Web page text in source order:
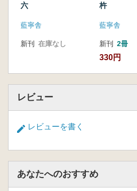
六
藍寧舎
新刊 在庫なし
杵
藍寧舎
新刊 2冊
330円
レビュー
レビューを書く
あなたへのおすすめ